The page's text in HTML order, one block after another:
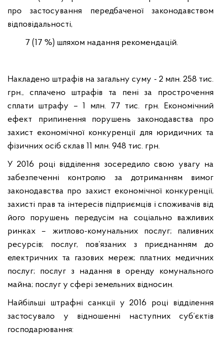
про застосування
передбаченої законодавством
відповідальності,
7 (17 %) шляхом надання рекомендацій.
Накладено штрафів на загальну суму - 2 млн. 258 тис.
грн., сплачено штрафів та пені за прострочення
сплати штрафу – 1 млн. 77 тис. грн. Економічний
ефект припинення порушень законодавства про
захист економічної конкуренції для юридичних та
фізичних осіб склав 11 млн. 948 тис. грн.
У 2016 році відділення зосередило свою увагу на
забезпеченні контролю за дотриманням вимог
законодавства про захист економічної конкуренції,
захисті прав та інтересів підприємців і споживачів від
його порушень передусім на соціально важливих
ринках
– житлово-комунальних послуг;
паливних
ресурсів;
послуг, пов’язаних з приєднанням до
електричних та газових мереж; платних медичних
послуг; послуг з надання в оренду комунального
майна; послуг у сфері земельних відносин.
Найбільші штрафні санкції у 2016 році відділення
застосувало у відношенні наступних суб’єктів
господарювання: